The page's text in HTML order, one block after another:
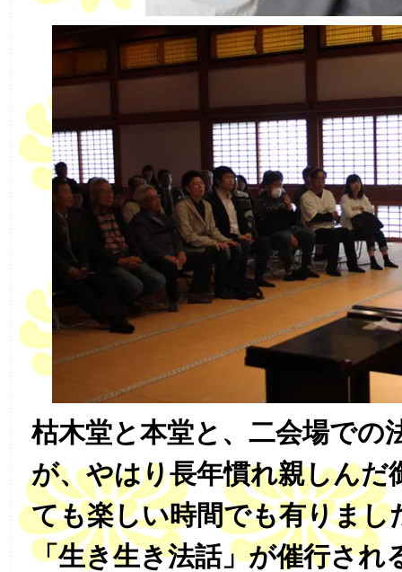
枯木堂と本堂と、二会場での
が、やはり長年慣れ親しんだ
ても楽しい時間でも有りまし
「生き生き法話」が催行され